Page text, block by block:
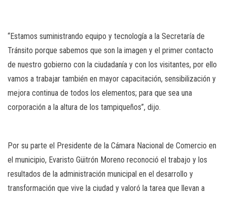
“Estamos suministrando equipo y tecnología a la Secretaría de
Tránsito porque sabemos que son la imagen y el primer contacto
de nuestro gobierno con la ciudadanía y con los visitantes, por ello
vamos a trabajar también en mayor capacitación, sensibilización y
mejora continua de todos los elementos; para que sea una
corporación a la altura de los tampiqueños”, dijo.
Por su parte el Presidente de la Cámara Nacional de Comercio en
el municipio, Evaristo Güitrón Moreno reconoció el trabajo y los
resultados de la administración municipal en el desarrollo y
transformación que vive la ciudad y valoró la tarea que llevan a